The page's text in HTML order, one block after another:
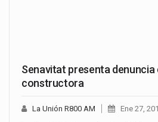
Senavitat presenta
constructora
La Unión R800 AM Ene 27,